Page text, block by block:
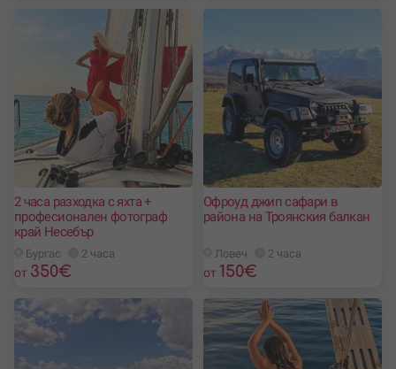
2 часа разходка с яхта +
професионален фотограф
край Несебър
Бургас 2 часа
от 350€
Офроуд джип сафари в
района на Троянския балкан
Ловеч 2 часа
от 150€